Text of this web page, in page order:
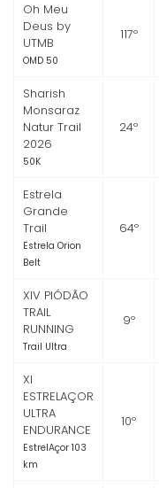
Oh Meu
Deus by
UTMB
OMD 50
117º
Sharish
Monsaraz
Natur Trail
2026
50K
24º
Estrela
Grande
Trail
Estrela Orion
Belt
64º
XIV PIÓDÃO
TRAIL
RUNNING
Trail Ultra
9º
XI
ESTRELAÇOR
ULTRA
ENDURANCE
EstrelAçor 103
km
10º